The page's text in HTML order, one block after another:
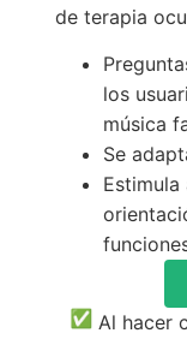
de terapia
los
música
Se
Al hacer